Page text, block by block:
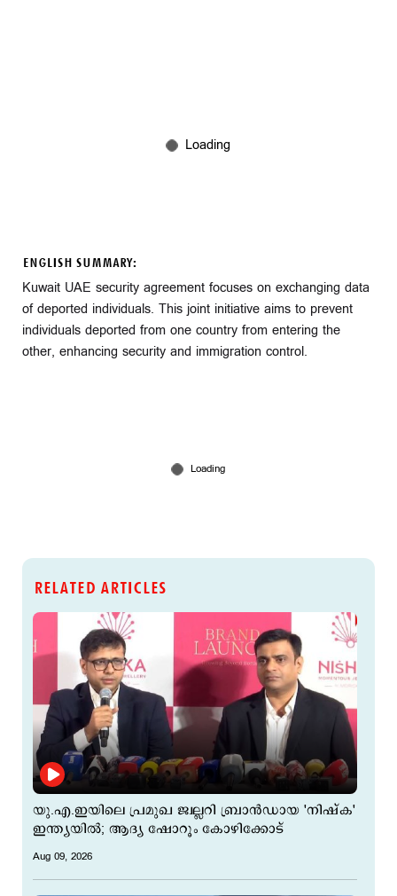
ENGLISH SUMMARY:
Kuwait UAE security agreement focuses on exchanging data
of deported individuals. This joint initiative aims to prevent
individuals deported from one country from entering the
other, enhancing security and immigration control.
RELATED ARTICLES
യു.എ.ഇയിലെ പ്രമുഖ ജ്വല്ലറി ബ്രാൻഡായ 'നിഷ്ക'
ഇന്ത്യയിൽ; ആദ്യ ഷോറൂം കോഴിക്കോട്
Aug 09, 2026